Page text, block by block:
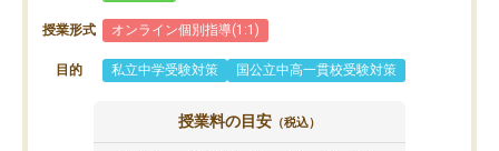
授業形式 オンライン個別指導(1:1)
目的 私立中学受験対策 国公立中高一貫校受験対策
授業料の目安 （税込）